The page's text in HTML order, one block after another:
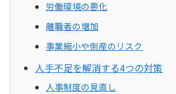
労働環境の悪化
離職者の増加
事業縮小や倒産のリスク
人手不足を解消する4つの対策
人事制度の見直し